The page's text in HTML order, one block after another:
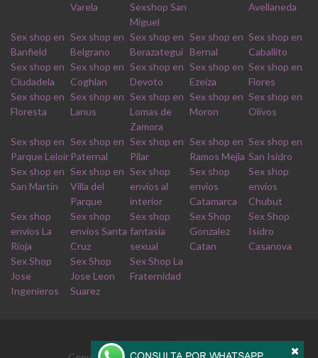
Varela
Sexshop San
Miguel
Avellaneda
Sex shop en
Banfield
Sex shop en
Belgrano
Sex shop en
Berazategui
Sex shop en
Bernal
Sex shop en
Caballito
Sex shop en
Ciudadela
Sex shop en
Coghlan
Sex shop en
Devoto
Sex shop en
Ezeiza
Sex shop en
Flores
Sex shop en
Floresta
Sex shop en
Lanus
Sex shop en
Lomas de
Zamora
Sex shop en
Moron
Sex shop en
Olivos
Sex shop en
Parque Leloir
Sex shop en
Paternal
Sex shop en
Pilar
Sex shop en
Ramos Mejia
Sex shop en
San Isidro
Sex shop en
San Martin
Sex shop en
Villa del
Parque
Sex shop
envios al
interior
Sex shop
envios
Catamarca
Sex shop
envios
Chubut
Sex shop
envios La
Rioja
Sex shop
envios Santa
Cruz
Sex shop
fantasia
sexual
Sex Shop
Gonzalez
Catan
Sex Shop
Isidro
Casanova
Sex Shop
Jose
Ingenieros
Sex Shop
Jose Leon
Suarez
Sex Shop La
Fraternidad